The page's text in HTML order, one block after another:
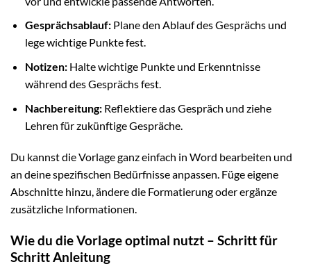
Gesprächsablauf:Plane den Ablauf des Gesprächs und
lege wichtige Punkte fest.
Notizen:Halte wichtige Punkte und Erkenntnisse
während des Gesprächs fest.
Nachbereitung:Reflektiere das Gespräch und ziehe
Lehren für zukünftige Gespräche.
Du kannst die Vorlage ganz einfach in Word bearbeiten und
an deine spezifischen Bedürfnisse anpassen. Füge eigene
Abschnitte hinzu, ändere die Formatierung oder ergänze
zusätzliche Informationen.
Wie du die Vorlage optimal nutzt – Schritt für
Schritt Anleitung